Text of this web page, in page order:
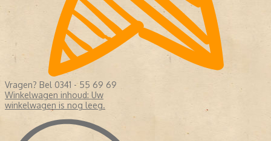
Vragen? Bel 0341 - 55 69 69
Winkelwagen inhoud: Uw
winkelwagen is nog leeg.